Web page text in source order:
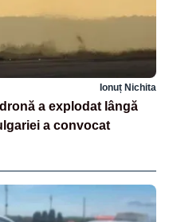
Ionuț Nichita
a explodat lângă
a convocat